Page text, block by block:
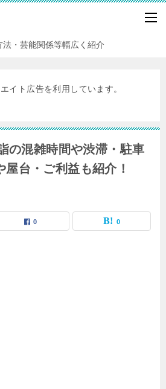
・芸能関係等幅広く紹介
イト広告を利用しています。
の混雑時間や渋滞・駐車
台・ご利益も紹介！
0 0